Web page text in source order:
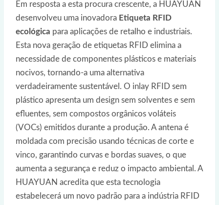
Em resposta a esta procura crescente, a HUAYUAN
desenvolveu uma inovadora Etiqueta RFID
ecológica para aplicações de retalho e industriais.
Esta nova geração de etiquetas RFID elimina a
necessidade de componentes plásticos e materiais
nocivos, tornando-a uma alternativa
verdadeiramente sustentável. O inlay RFID sem
plástico apresenta um design sem solventes e sem
efluentes, sem compostos orgânicos voláteis
(VOCs) emitidos durante a produção. A antena é
moldada com precisão usando técnicas de corte e
vinco, garantindo curvas e bordas suaves, o que
aumenta a segurança e reduz o impacto ambiental. A
HUAYUAN acredita que esta tecnologia
estabelecerá um novo padrão para a indústria RFID